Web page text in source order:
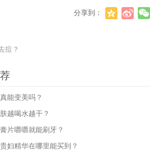
分享到：
痘？
能变美吗？
越喝水越干？
片嚼嚼就能刷牙？
妇精华在哪里能买到？